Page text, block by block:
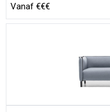
Vanaf €€€